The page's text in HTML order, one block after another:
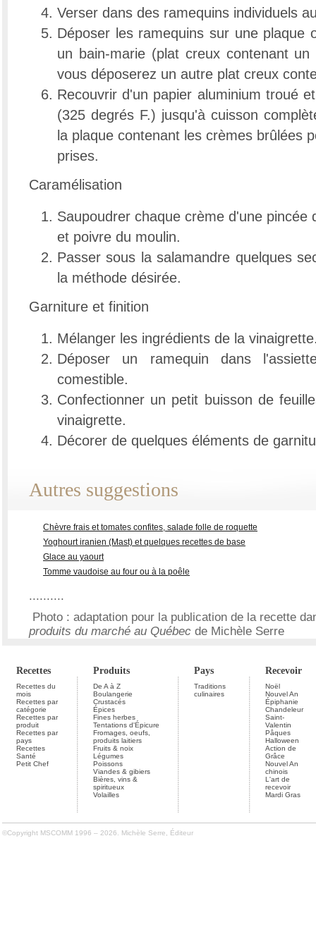
Verser dans des ramequins individuels
Déposer les ramequins sur une plaque
un bain-marie (plat creux contenant
vous déposerez un autre plat creux
Recouvrir d'un papier aluminium troué
(325 degrés F.) jusqu'à cuisson
la plaque contenant les crèmes brûlées
prises.
Caramélisation
Saupoudrer chaque crème d'une pincée
et poivre du moulin.
Passer sous la salamandre quelques
la méthode désirée.
Garniture et finition
Mélanger les ingrédients de la
Déposer un ramequin dans
comestible.
Confectionner un petit buisson de
vinaigrette.
Décorer de quelques éléments de
Autres suggestions
Chèvre frais et tomates confites, salade folle de roquette
Yoghourt iranien (Mast) et quelques recettes de base
Glace au yaourt
Tomme vaudoise au four ou à la poêle
..........
Photo : adaptation pour la publication de la recette
produits du marché au Québec de Michèle Serre
Recettes Produits Pays Recevoir
Recettes du
mois
Recettes par
catégorie
Recettes par
produit
Recettes par
pays
Recettes
Santé
Petit Chef
De A à Z
Boulangerie
Crustacés
Épices
Fines herbes
Tentations d'Épicure
Fromages, oeufs,
produits laitiers
Fruits & noix
Légumes
Poissons
Viandes & gibiers
Bières, vins &
spiritueux
Volailles
Traditions
culinaires
Noël
Nouvel An
Épiphanie
Chandeleur
Saint-
Valentin
Pâques
Halloween
Action de
Grâce
Nouvel An
chinois
L'art de
recevoir
Mardi Gras
©Copyright MSCOMM 1996 – 2026. Michèle Serre, Éditeur